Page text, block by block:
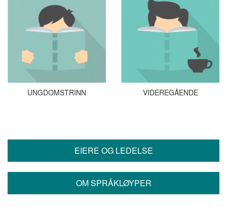
UNGDOMSTRINN VIDEREGÅENDE
EIERE OG LEDELSE
OM SPRÅKLØYPER